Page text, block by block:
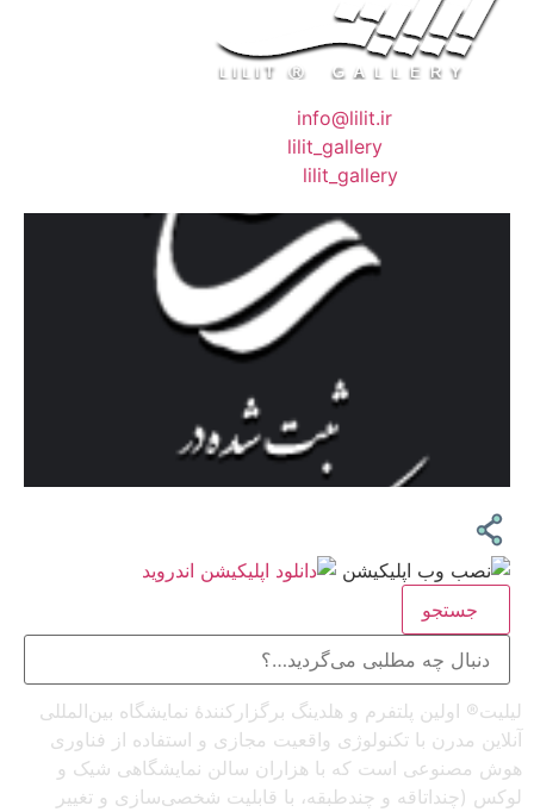
info@lilit.ir
lilit_gallery
lilit_gallery
جستجو
لیلیت® اولین پلتفرم و هلدینگ برگزارکنندهٔ نمایشگاه بین‌المللی
آنلاین مدرن با تکنولوژی واقعیت مجازی و استفاده از فناوری
هوش مصنوعی است که با هزاران سالن نمایشگاهی شیک و
لوکس (چنداتاقه و چندطبقه، با قابلیت شخصی‌سازی و تغییر